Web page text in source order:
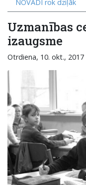
NOVADI rok dziļāk
Uzmanības
izaugsme
Otrdiena, 10. okt., 2017